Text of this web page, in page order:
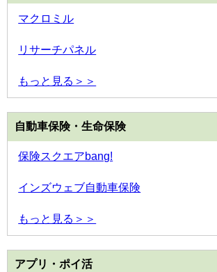
マクロミル
リサーチパネル
もっと見る＞＞
自動車保険・生命保険
保険スクエアbang!
インズウェブ自動車保険
もっと見る＞＞
アプリ・ポイ活